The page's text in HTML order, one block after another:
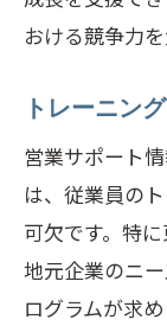
おける競争力
トレーニン
営業サポート
は、従業員の
可欠です。特
地元企業のニ
ログラムが求